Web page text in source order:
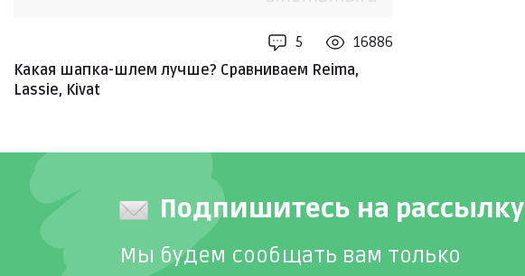
5
16886
Какая шапка-шлем лучше? Сравниваем Reima,
Lassie, Kivat
Подпишитесь на рассылку
Мы будем сообщать вам только